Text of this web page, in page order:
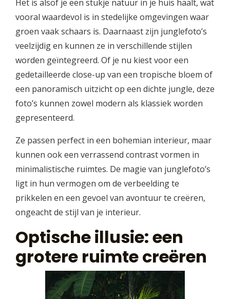
Het is alsof je een stukje natuur in je huis haalt, wat
vooral waardevol is in stedelijke omgevingen waar
groen vaak schaars is. Daarnaast zijn junglefoto’s
veelzijdig en kunnen ze in verschillende stijlen
worden geïntegreerd. Of je nu kiest voor een
gedetailleerde close-up van een tropische bloem of
een panoramisch uitzicht op een dichte jungle, deze
foto’s kunnen zowel modern als klassiek worden
gepresenteerd.
Ze passen perfect in een bohemian interieur, maar
kunnen ook een verrassend contrast vormen in
minimalistische ruimtes. De magie van junglefoto’s
ligt in hun vermogen om de verbeelding te
prikkelen en een gevoel van avontuur te creëren,
ongeacht de stijl van je interieur.
Optische illusie: een
grotere ruimte creëren